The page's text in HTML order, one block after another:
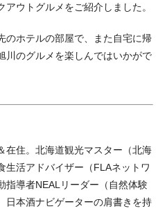
ウトグルメをご紹介しました。
のホテルの部屋で、また自宅に帰
川のグルメを楽しんではいかがで
在住。北海道観光マスター（北海
生活アドバイザー（FLAネットワ
指導者NEALリーダー（自然体験
日本酒ナビゲーターの肩書きを持